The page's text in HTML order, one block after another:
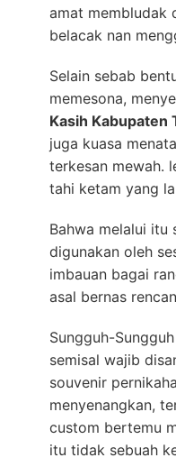
amat membludak
belacak nan
Selain sebab
memesona,
Kasih Kabupaten
juga kuasa
terkesan mewah.
tahi ketam yang
Bahwa melalui itu
digunakan oleh
imbauan bagai
asal bernas
Sungguh-
semisal wajib
souvenir
menyenangkan,
custom bertemu
itu tidak sebuah